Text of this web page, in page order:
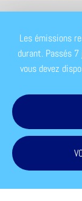
Les émissions
durant. Passés
vous devez